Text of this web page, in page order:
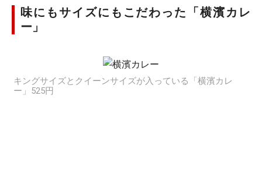
味にもサイズにもこだわった「横濱カレ
ー」
キングサイズとクイーンサイズが入っている「横濱カレ
ー」525円